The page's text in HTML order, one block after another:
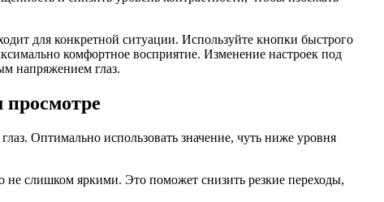
для конкретной ситуации. Используйте кнопки быстрого
комфортное восприятие. Изменение настроек под
напряжением глаз.
Оптимально использовать значение, чуть ниже уровня
не слишком яркими. Это поможет снизить резкие переходы,